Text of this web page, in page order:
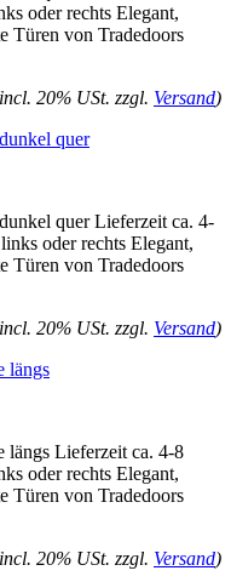
oder rechts Elegant,
Türen von Tradedoors
20% USt. zzgl. Versand)
quer
quer Lieferzeit ca. 4-
oder rechts Elegant,
Türen von Tradedoors
20% USt. zzgl. Versand)
längs
längs Lieferzeit ca. 4-8
oder rechts Elegant,
Türen von Tradedoors
20% USt. zzgl. Versand)